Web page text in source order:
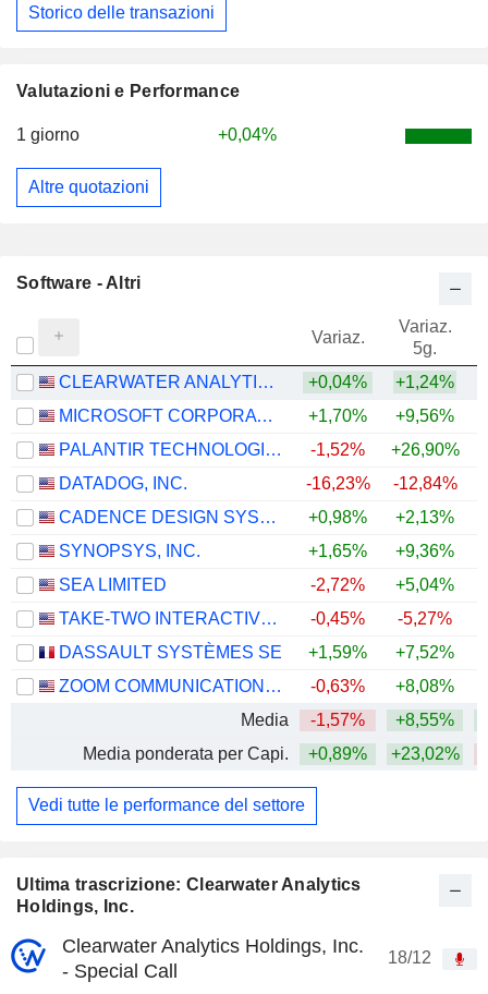
Ultima trascrizione: Clearwater Analytics
Holdings, Inc.
Clearwater Analytics Holdings, Inc.
- Special Call
18/12
Valutazioni e Performance
1 giorno +0,04%
Altre quotazioni
Storico delle transazioni
Software - Altri
Variaz.
Variaz.
5g.
CLEARWATER ANALYTICS HOLDINGS, INC. +0,04%
+1,24%
MICROSOFT CORPORATION
+1,70% +9,56%
PALANTIR TECHNOLOGIES INC.
-1,52% +26,90%
DATADOG, INC.
-16,23% -12,84%
CADENCE DESIGN SYSTEMS, INC.
+0,98% +2,13%
SYNOPSYS, INC.
+1,65% +9,36%
SEA LIMITED
-2,72% +5,04%
TAKE-TWO INTERACTIVE SOFTWARE, INC.
-0,45% -5,27%
DASSAULT SYSTÈMES SE
+1,59% +7,52%
ZOOM COMMUNICATIONS, INC.
-0,63% +8,08%
Media
-1,57% +8,55%
Media ponderata per Capi.
+0,89% +23,02%
Vedi tutte le performance del settore